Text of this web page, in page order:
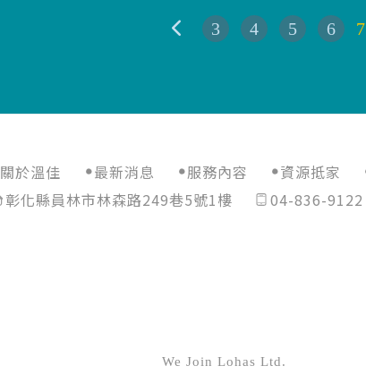
3 4 5 6 7
04-836-9122
彰化縣員林市林森路249巷5號1樓
關於溫佳 最新消息 服務內容 資源抵家
We Join Lohas Ltd.